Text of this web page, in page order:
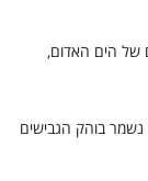
של הים האדום,
נשמר בוהק הגבישים